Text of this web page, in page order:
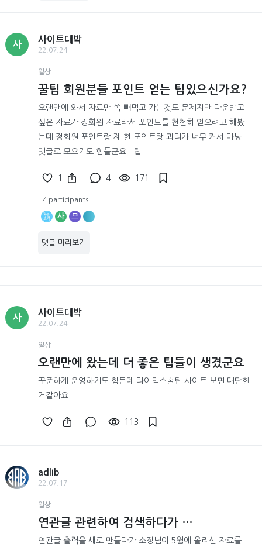
사
사이트대박
22.07.24
일상
꿀팁 회원분들 포인트 얻는 팁있으신가요?
오랜만에 와서 자료만 쏙 빼먹고 가는것도 문제지만 다운받고
싶은 자료가 정회원 자료라서 포인트를 천천히 얻으려고 해봤
는데 정회원 포인트랑 제 현 포인트랑 괴리가 너무 커서 마냥
댓글로 모으기도 힘들군요.. 팁...
1 4 171
4 participants
사 므
댓글 미리보기
사
사이트대박
22.07.24
일상
오랜만에 왔는데 더 좋은 팁들이 생겼군요
꾸준하게 운영하기도 힘든데 라이믹스꿀팁 사이트 보면 대단한
거같아요
113
adlib
22.07.17
일상
연관글 관련하여 검색하다가 …
연관글 출력을 새로 만들다가 소장님이 5월에 올리신 자료를